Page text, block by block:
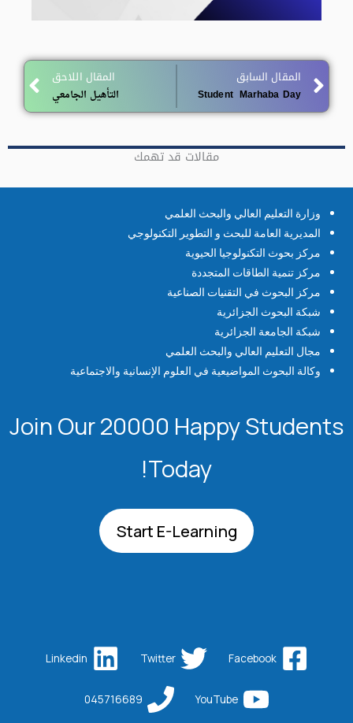
المقال السابق
Student Marhaba Day
المقال اللاحق
التأهيل الجامعي
Next
مقالات قد تهمك
وزارة التعليم العالي والبحث العلمي
المديرية العامة للبحث و التطوير التكنولوجي
مركز بحوث التكنولوجيا الحيوية
مركز تنمية الطاقات المتجددة
مركز البحوث في التقنيات الصناعية
شبكة البحوث الجزائرية
شبكة الجامعة الجزائرية
مجال التعليم العالي والبحث العلمي
وكالة البحوث المواضيعية في العلوم الإنسانية والاجتماعية
Join Our 20000 Happy Students​
Today!
Start E-Learning
Facebook
Twitter
Linkedin
YouTube
045716689